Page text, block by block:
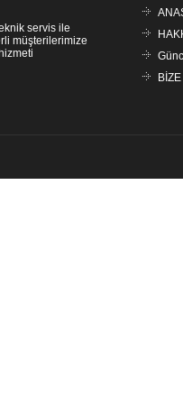
servis ile
müşterilerimize